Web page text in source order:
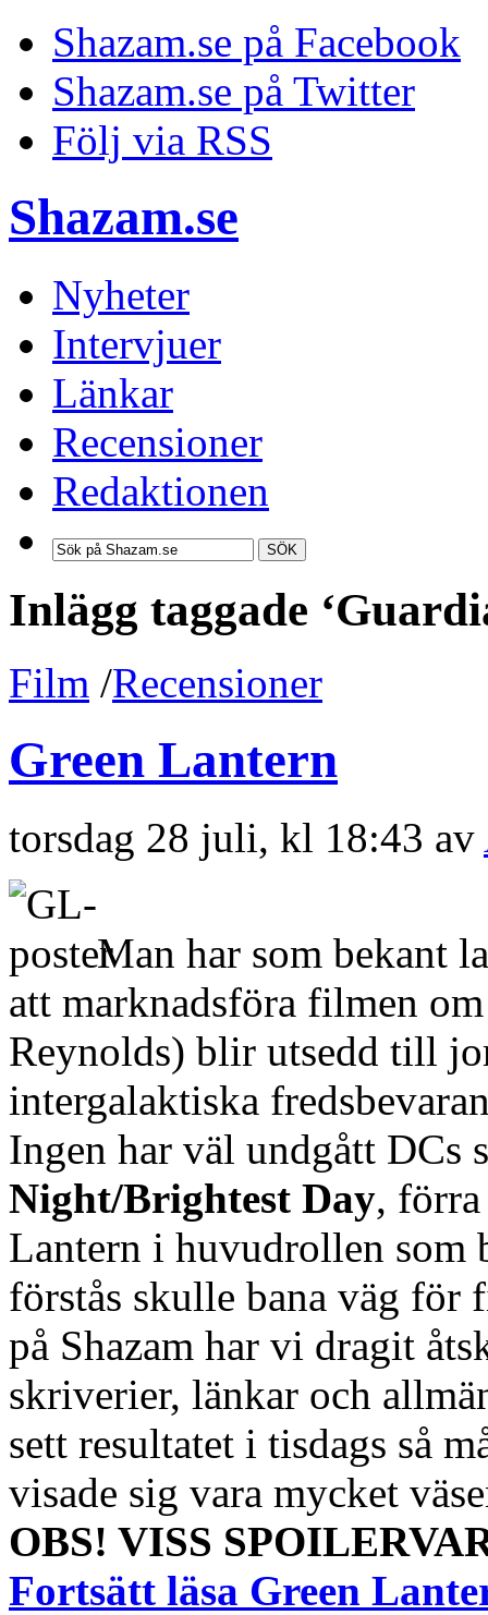
Shazam.se på Facebook
Shazam.se på Twitter
Följ via RSS
Shazam.se
Nyheter
Intervjuer
Länkar
Recensioner
Redaktionen
SÖK
Inlägg taggade
Film /Recensioner
Green Lantern
torsdag 28 juli, kl 18:43 av
Man har som bekant
att marknadsföra filmen
Reynolds) blir utsedd till
intergalaktiska
Ingen har väl undgått DCs
Night/Brightest Day, förra
Lantern i huvudrollen
förstås skulle bana väg för
på Shazam har vi dragit
skriverier, länkar och
sett resultatet i tisdags så
visade sig vara mycket
OBS! VISS
Fortsätt läsa Green